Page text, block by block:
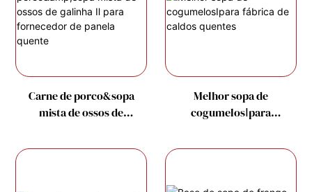
Carne de porco&sopa
mista de ossos de
fornecedor de panela
Melhor sopa de
cogumelosⅠpara
quentes